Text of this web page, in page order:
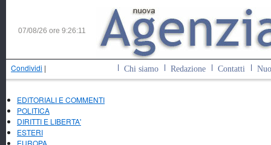
07/08/26 ore 9:26:12
Condividi | Chi siamo Redazione Contatti
EDITORIALI E COMMENTI
POLITICA
DIRITTI E LIBERTA'
ESTERI
EUROPA